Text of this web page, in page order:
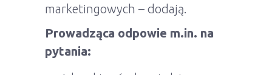
marketingowych – dodają.
Prowadząca odpowie m.in. na
pytania: